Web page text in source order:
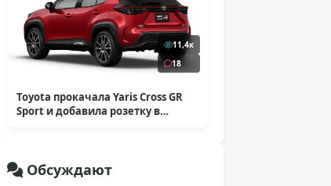
11,4к
18
Toyota прокачала Yaris Cross GR
Sport и добавила розетку в
Обсуждают